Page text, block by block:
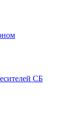
СБ